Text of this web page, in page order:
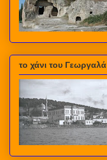
το χάνι του Γεωργαλά